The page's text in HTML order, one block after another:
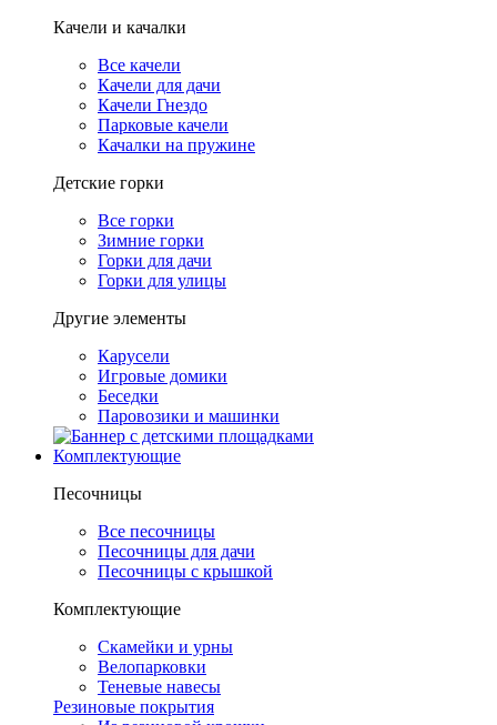
Качели и качалки
Все качели
Качели для дачи
Качели Гнездо
Парковые качели
Качалки на пружине
Детские горки
Все горки
Зимние горки
Горки для дачи
Горки для улицы
Другие элементы
Карусели
Игровые домики
Беседки
Паровозики и машинки
Комплектующие
Песочницы
Все песочницы
Песочницы для дачи
Песочницы с крышкой
Комплектующие
Скамейки и урны
Велопарковки
Теневые навесы
Резиновые покрытия